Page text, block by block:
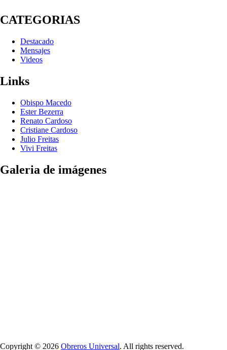
CATEGORIAS
Destacado
Mensajes
Videos
Links
Obispo Macedo
Ester Bezerra
Renato Cardoso
Cristiane Cardoso
Julio Freitas
Vivi Freitas
Galeria de imágenes
Copyright © 2026 Obreros Universal. All rights reserved.